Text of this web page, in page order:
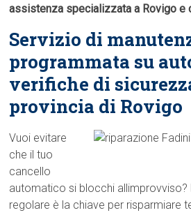
assistenza specializzata a Rovigo e
Servizio di
programmata su
verifiche di
provincia di Rovigo
Vuoi evitare
che il tuo
cancello
automatico si blocchi
regolare è la chiave per risparmiare